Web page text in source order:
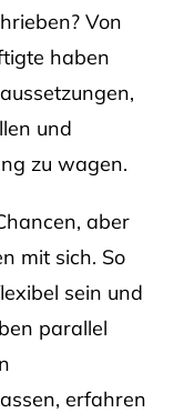
Von
haben
und
zu wagen.
aber
mit sich. So
sein und
parallel
erfahren